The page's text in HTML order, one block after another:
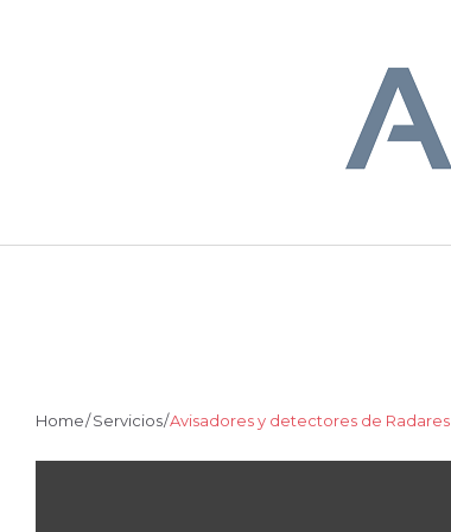
Home/Servicios/Avisadores y detectores de Radares